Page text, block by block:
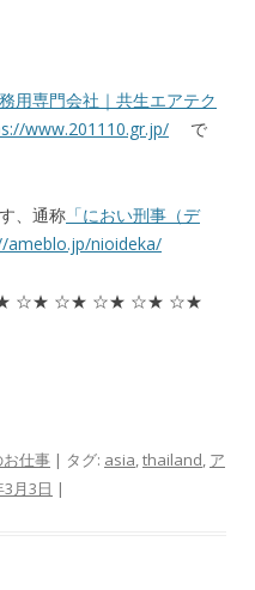
用専門会社｜共生エアテク
www.201110.gr.jp/ で
、通称 「におい刑事（デ
ameblo.jp/nioideka/
☆★ ☆★ ☆★ ☆★ ☆★
仕事 | タグ: asia,thailand, ア
月3日 |